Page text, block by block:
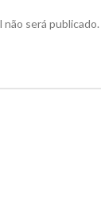
será publicado.